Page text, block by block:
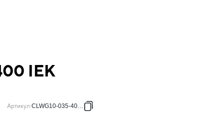
IEK
Артикул:CLWG10-035-400-3